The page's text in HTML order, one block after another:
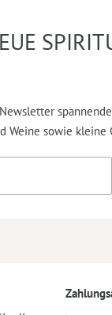
sowie kleine